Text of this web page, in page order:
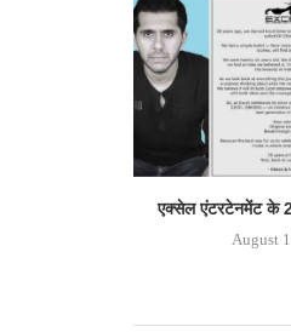
एक्सेल एंटरटेनमेंट के
August